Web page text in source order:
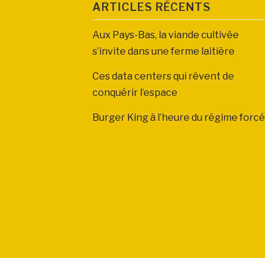
ARTICLES RÉCENTS
Aux Pays-Bas, la viande cultivée
s’invite dans une ferme laitière
Ces data centers qui rêvent de
conquérir l’espace
Burger King à l’heure du régime forcé